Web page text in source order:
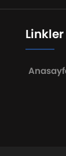
Linkler